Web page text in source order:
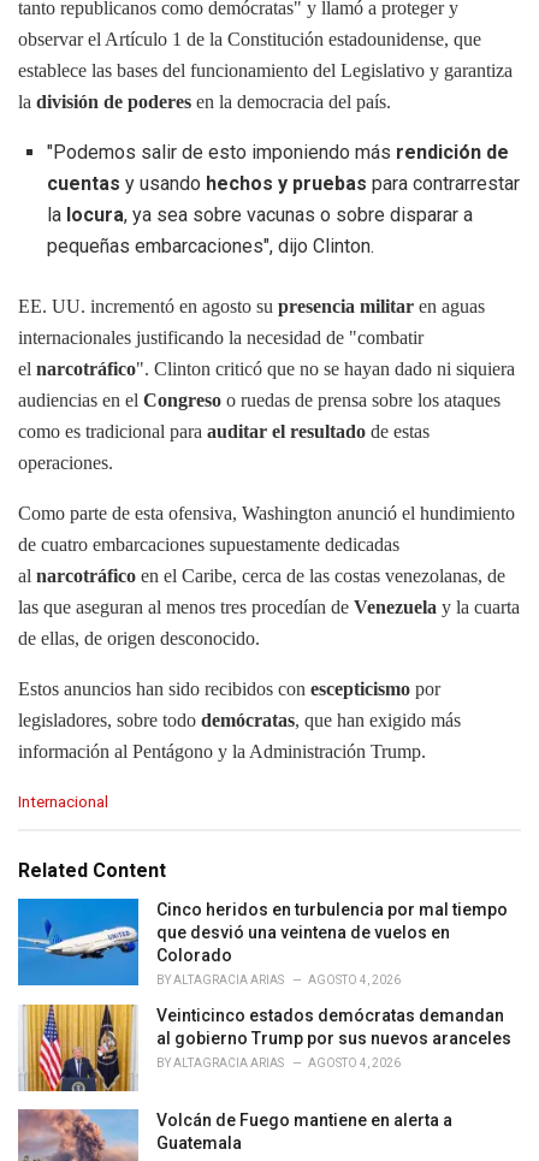
tanto republicanos como demócratas" y llamó a proteger y
observar el Artículo 1 de la Constitución estadounidense, que
establece las bases del funcionamiento del Legislativo y garantiza
la división de poderes en la democracia del país.
"Podemos salir de esto imponiendo más rendición de
cuentas y usando hechos y pruebas para contrarrestar
la locura, ya sea sobre vacunas o sobre disparar a
pequeñas embarcaciones", dijo Clinton.
EE. UU. incrementó en agosto su presencia militar en aguas
internacionales justificando la necesidad de "combatir
el narcotráfico". Clinton criticó que no se hayan dado ni siquiera
audiencias en el Congreso o ruedas de prensa sobre los ataques
como es tradicional para auditar el resultado de estas
operaciones.
Como parte de esta ofensiva, Washington anunció el hundimiento
de cuatro embarcaciones supuestamente dedicadas
al narcotráfico en el Caribe, cerca de las costas venezolanas, de
las que aseguran al menos tres procedían de Venezuela y la cuarta
de ellas, de origen desconocido.
Estos anuncios han sido recibidos con escepticismo por
legisladores, sobre todo demócratas, que han exigido más
información al Pentágono y la Administración Trump.
C
e
i
Internacional
Related Content
Cinco heridos en turbulencia por mal tiempo
que desvió una veintena de vuelos en
Colorado
BYALTAGRACIA ARIAS AGOSTO 4, 2026
Veinticinco estados demócratas demandan
al gobierno Trump por sus nuevos aranceles
BYALTAGRACIA ARIAS AGOSTO 4, 2026
Volcán de Fuego mantiene en alerta a
Guatemala